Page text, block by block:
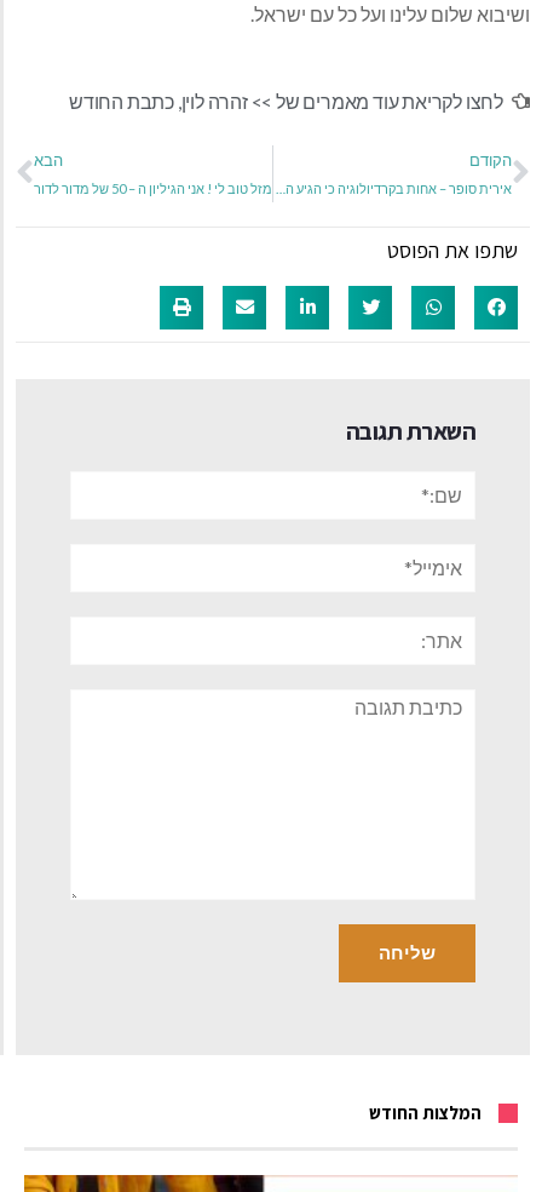
ושיבוא שלום עלינו ועל כל עם ישראל.
לחצו לקריאת עוד מאמרים של >> זהרה לוין,כתבת החודש
הקודם הבא
מזל טוב לי ! אני הגיליון ה – 50 של מדור לדור
שתפו את הפוסט
השארת תגובה
תגובה
המלצות החודש